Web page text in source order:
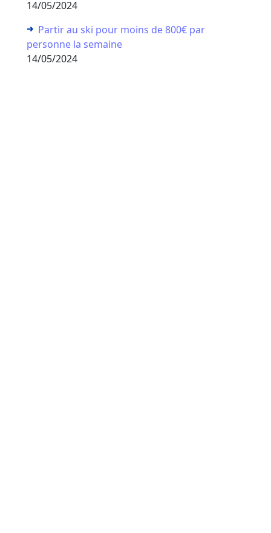
14/05/2024
Partir au ski pour moins de 800€ par
personne la semaine
14/05/2024